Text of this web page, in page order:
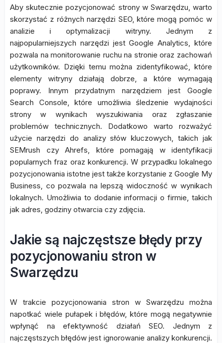
Aby skutecznie pozycjonować strony w Swarzędzu, warto
skorzystać z różnych narzędzi SEO, które mogą pomóc w
analizie i optymalizacji witryny. Jednym z
najpopularniejszych narzędzi jest Google Analytics, które
pozwala na monitorowanie ruchu na stronie oraz zachowań
użytkowników. Dzięki temu można zidentyfikować, które
elementy witryny działają dobrze, a które wymagają
poprawy. Innym przydatnym narzędziem jest Google
Search Console, które umożliwia śledzenie wydajności
strony w wynikach wyszukiwania oraz zgłaszanie
problemów technicznych. Dodatkowo warto rozważyć
użycie narzędzi do analizy słów kluczowych, takich jak
SEMrush czy Ahrefs, które pomagają w identyfikacji
popularnych fraz oraz konkurencji. W przypadku lokalnego
pozycjonowania istotne jest także korzystanie z Google My
Business, co pozwala na lepszą widoczność w wynikach
lokalnych. Umożliwia to dodanie informacji o firmie, takich
jak adres, godziny otwarcia czy zdjęcia.
Jakie są najczęstsze błędy przy
pozycjonowaniu stron w
Swarzędzu
W trakcie pozycjonowania stron w Swarzędzu można
napotkać wiele pułapek i błędów, które mogą negatywnie
wpłynąć na efektywność działań SEO. Jednym z
najczęstszych błędów jest ignorowanie analizy konkurencji.